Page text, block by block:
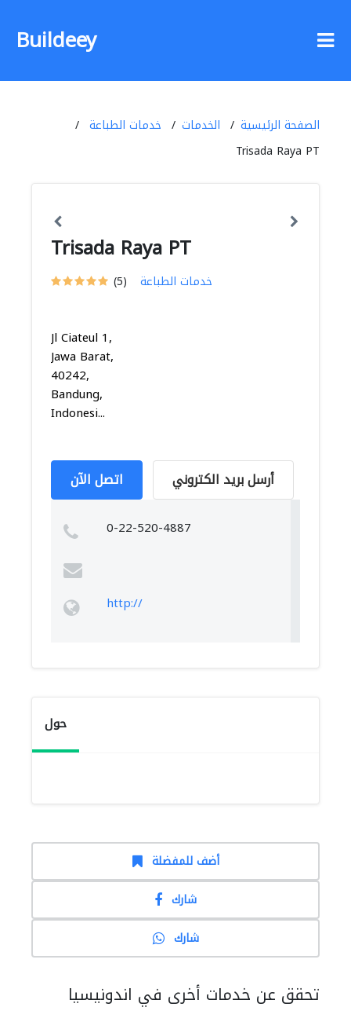
Buildeey
الصفحة الرئيسية الخدمات
خدمات الطباعة
Trisada Raya PT
Trisada Raya PT
(5) خدمات الطباعة
Jl Ciateul 1,
Jawa Barat,
40242,
Bandung,
Indonesi...
اتصل الآن أرسل بريد الكتروني
0-22-520-4887
http://
حول
أضف للمفضلة
شارك
شارك
تحقق عن خدمات أخرى في اندونيسيا